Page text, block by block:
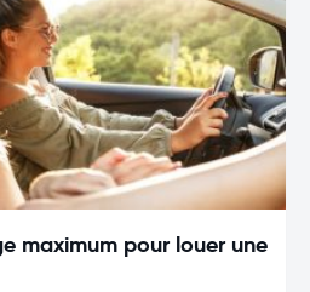
maximum pour louer une